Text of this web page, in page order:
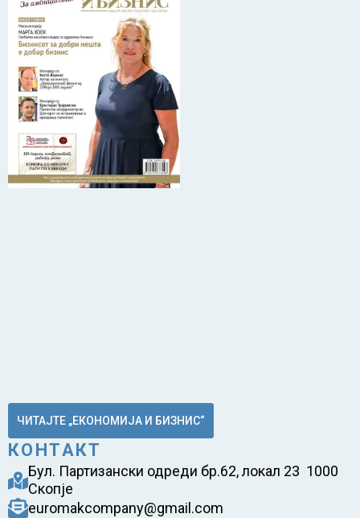
ЧИТАЈТЕ „ЕКОНОМИЈА И БИЗНИС“
КОНТАКТ
Бул. Партизански одреди бр.62, локал 23 1000
Скопје
euromakcompany@gmail.com